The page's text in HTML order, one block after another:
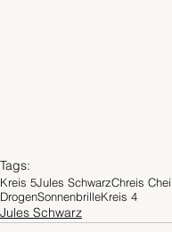
Tags:
Kreis 5Jules SchwarzChreis
DrogenSonnenbrilleKreis 4
Jules Schwarz